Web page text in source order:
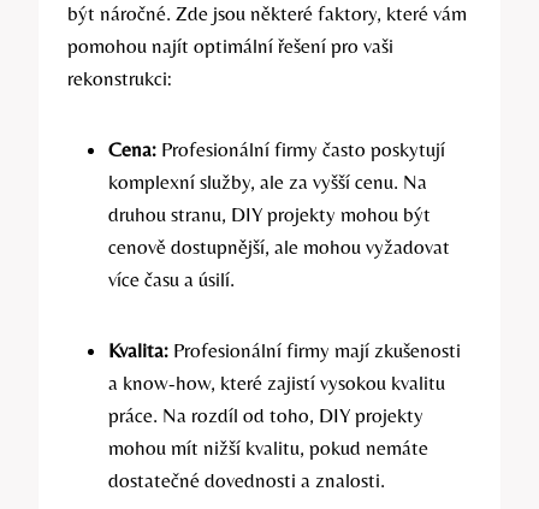
být náročné. Zde jsou některé faktory, které vám
pomohou najít optimální řešení pro vaši
rekonstrukci:
Cena: Profesionální firmy často poskytují
komplexní služby, ale za vyšší cenu. Na
druhou stranu, DIY projekty mohou být
cenově dostupnější, ale mohou vyžadovat
více času a úsilí.
Kvalita: Profesionální firmy mají zkušenosti
a know-how, které zajistí vysokou kvalitu
práce. Na rozdíl od toho, DIY projekty
mohou mít nižší kvalitu, pokud nemáte
dostatečné dovednosti a znalosti.